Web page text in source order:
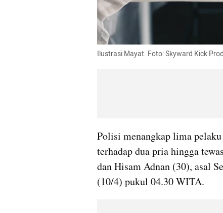
Ilustrasi Mayat. Foto: Skyward Kick
Polisi menangkap lima
terhadap dua pria hingga
dan Hisam Adnan (30), asal
(10/4) pukul 04.30 WITA.